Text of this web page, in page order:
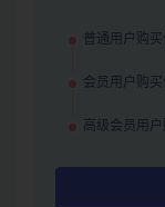
普通用户购买
会员用户购买
高级会员用户